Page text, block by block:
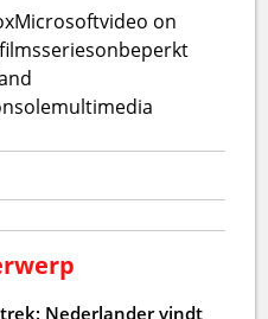
Microsoftvideo on
filmsseriesonbeperkt
multimedia
trek: Nederlander vindt